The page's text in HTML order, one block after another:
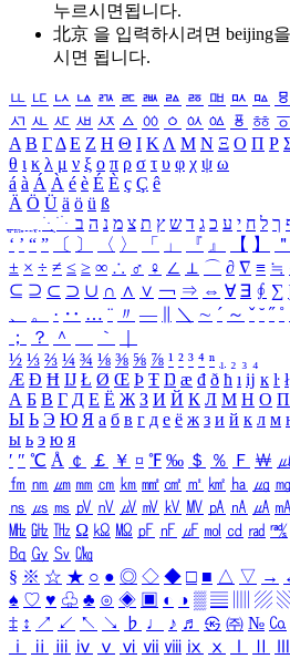
누르시면됩니다.
北京 을 입력하시려면 beijing
시면 됩니다.
ㅥ ㅦ ㅧ ㅨ ㅩ ㅪ ㅫ ㅬ ㅭ ㅮ ㅯ ㅰ ㅱ
ㅺ ㅻ ㅼ ㅽ ㅾ ㅿ ㆀ ㆁ ㆂ ㆃ ㆄ ㆅ ㆆ
Α Β ΓΔ Ε Ζ Η Θ Ι ΚΛ Μ Ν Ξ Ο Π Ρ
θ ι κ λ μ ν ξ ο π ρ σ τ υ φ χ ψ ω
á à Á À é è É È ç Ç ê
Ä Ö Ü ä ö ü ß
ִֶֹ ֻּ ׁׂ ך ל ח י ע כ ג ד ש ץ ת צ מ נ ה ב
‘ ’ “ ” 〔 〕 〈 〉 「 」 『 』 【 】 ＂
± × ÷ ≠ ≤ ≥ ∞ ∴ ♂ ♀ ∠ ⊥ ⌒ ∂ ∇ ≡ ≒
⊆ ⊇ ⊂ ⊃ ∪ ∩ ∧ ∨ ￢ ⇒ ⇔ ∀ ∃ ∮ ∑
、
。 · ‥ … ¨ 〃 ― ＼ ∼ ´ ～ ˇ ˘ ˝ ˚
；
？ ＾ ｀
½ ⅓ ⅔ ¼ ¾ ⅛ ⅜ ⅝ ⅞ ¹ ² ³ ⁴ ⁿ ₁ ₂ ₃ ₄
Æ Ð Ħ Ĳ Ł Ø Œ Þ Ŧ Ŋ æ đ ð ħ ı ĳ ĸ ŀ ł
А Б В Г Д Е Ё Ж З И Й К Л М Н О П
Ы Ь Э Ю Я а б в г д е ё ж з и й к л м
ы ь э ю я
′ ″ ℃ Å ￠ ￡ ￥ ¤ ℉ ‰ ＄ ％ Ｆ ￦
㎙ ㎚ ㎛ ㎜ ㎝ ㎞ ㎟ ㎠ ㎡ ㎢ ㏊ ㎍ ㎎
㎱ ㎲ ㎳ ㎴ ㎵ ㎶ ㎷ ㎸ ㎹ ㎀ ㎁ ㎂ ㎃
㎒ ㎓ ㎔ Ω ㏀ ㏁ ㎊ ㎋ ㎌ ㏖ ㏅ ㎭ ㎮
㏃ ㏉ ㏜ ㏆
§ ※ ☆ ★ ○ ● ◎ ◇ ◆ □ ■ △ ▽ →
♠ ♡ ♥ ♧ ♣ ⊙ ◈ ▣ ◐ ◑ ▒ ▤ ▨
‡ ↕ ↗ ↙ ↖ ↘ ♭ ♩ ♪ ♬ ㉿ ㈜ № ㏇
ⅰ
ⅱ ⅲ ⅳ ⅴ ⅵ ⅶ ⅷ ⅸ ⅹ